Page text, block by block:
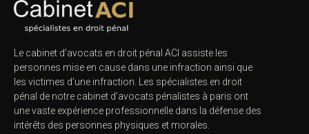
Le cabinet d’avocats en droit pénal ACI assiste les
personnes mise en cause dans une infraction ainsi que
les victimes d’une infraction. Les spécialistes en droit
pénal de notre cabinet d’avocats pénalistes à paris ont
une vaste expérience professionnelle dans la défense des
intérêts des personnes physiques et morales.